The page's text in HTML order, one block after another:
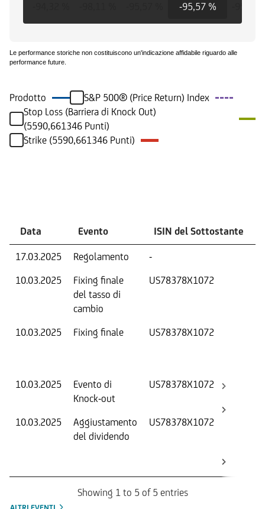
-95,57 %
Le performance storiche non costituiscono un'indicazione affidabile riguardo alle
performance future.
Prodotto
S&P 500® (Price Return) Index
Stop Loss (Barriera di Knock Out)
(5590,661346 Punti)
Strike (5590,661346 Punti)
Data Evento ISIN del Sottostante
17.03.2025 Regolamento -
10.03.2025
Fixing finale
del tasso di
cambio
US78378X1072
10.03.2025 Fixing finale US78378X1072
10.03.2025
Evento di
Knock-out
US78378X1072
10.03.2025
Aggiustamento
del dividendo
US78378X1072
Showing 1 to 5 of 5 entries